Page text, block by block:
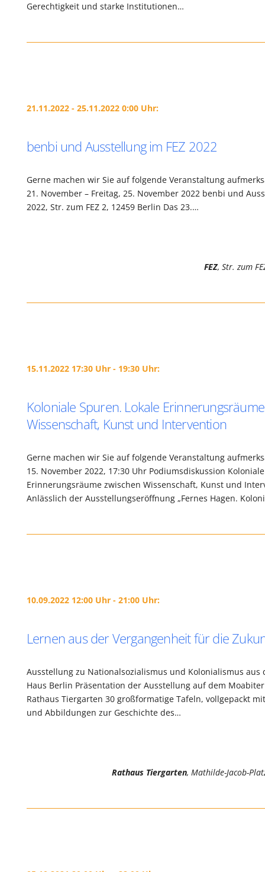
Gerechtigkeit und starke Institutionen…
21.11.2022 - 25.11.2022 0:00 Uhr:
benbi und Ausstellung im FEZ 2022
Gerne machen wir Sie auf folgende Veranstaltung
21. November – Freitag, 25. November 2022 benbi und
2022, Str. zum FEZ 2, 12459 Berlin Das 23.…
FEZ, Str. zum
15.11.2022 17:30 Uhr - 19:30 Uhr:
Koloniale Spuren. Lokale
Wissenschaft, Kunst und Intervention
Gerne machen wir Sie auf folgende Veranstaltung
15. November 2022, 17:30 Uhr Podiumsdiskussion
Erinnerungsräume zwischen Wissenschaft, Kunst und
Anlässlich der Ausstellungseröffnung „Fernes Hagen.
10.09.2022 12:00 Uhr - 21:00 Uhr:
Lernen aus der Vergangenheit für die
Ausstellung zu Nationalsozialismus und Kolonialismus aus
Haus Berlin Präsentation der Ausstellung auf dem
Rathaus Tiergarten 30 großformatige Tafeln, vollgepackt
und Abbildungen zur Geschichte des…
Rathaus Tiergarten, Mathilde-Jacob-